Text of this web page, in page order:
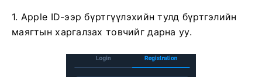
1. Apple ID-ээр бүртгүүлэхийн тулд бүртгэлийн
маягтын харгалзах товчийг дарна уу.